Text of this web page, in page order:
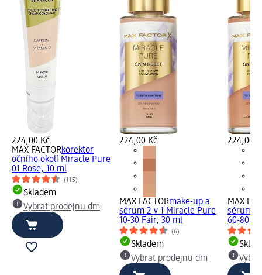
224,00 Kč
MAX FACTORkorektor
očního okolí Miracle Pure
01 Rose, 10 ml
(115)
Skladem
Vybrat prodejnu dm
224,00 Kč
MAX FACTORmake-up a
sérum 2 v 1 Miracle Pure
10-30 Fair, 30 ml
(6)
Skladem
Vybrat prodejnu dm
224,00
MAX
sérum 2
60-80